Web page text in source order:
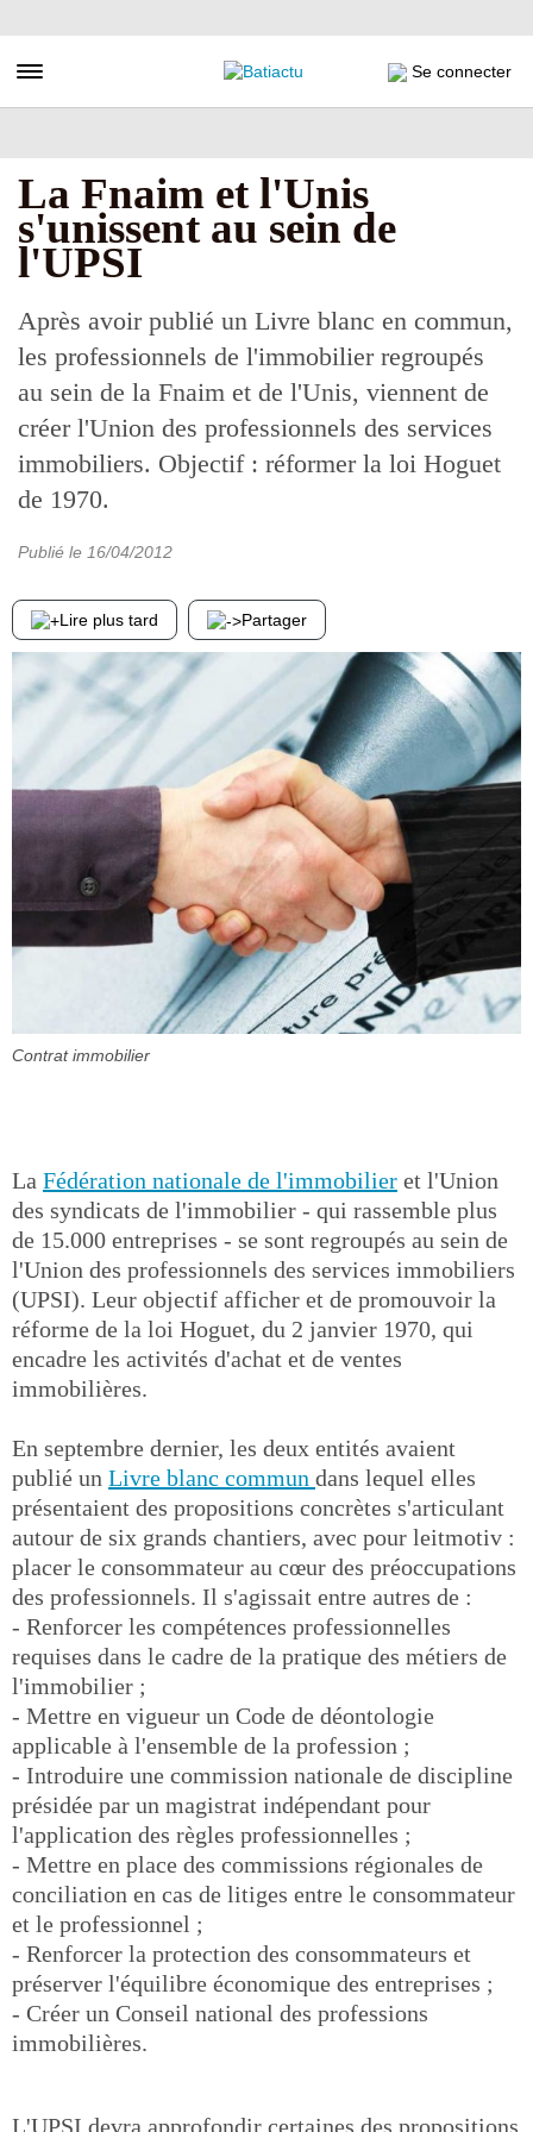
au
principal
Toggle navigation Se connecter
La Fnaim et l'Unis
s'unissent au sein de
l'UPSI
Après avoir publié un Livre blanc en commun,
les professionnels de l'immobilier regroupés
au sein de la Fnaim et de l'Unis, viennent de
créer l'Union des professionnels des services
immobiliers. Objectif : réformer la loi Hoguet
de 1970.
Publié le 16/04/2012
Lire plus tard Partager
Contrat immobilier
La Fédération nationale de l'immobilier et l'Union
des syndicats de l'immobilier - qui rassemble plus
de 15.000 entreprises - se sont regroupés au sein de
l'Union des professionnels des services immobiliers
(UPSI). Leur objectif afficher et de promouvoir la
réforme de la loi Hoguet, du 2 janvier 1970, qui
encadre les activités d'achat et de ventes
immobilières.
En septembre dernier, les deux entités avaient
publié un Livre blanc commun dans lequel elles
présentaient des propositions concrètes s'articulant
autour de six grands chantiers, avec pour leitmotiv :
placer le consommateur au cœur des préoccupations
des professionnels. Il s'agissait entre autres de :
- Renforcer les compétences professionnelles
requises dans le cadre de la pratique des métiers de
l'immobilier ;
- Mettre en vigueur un Code de déontologie
applicable à l'ensemble de la profession ;
- Introduire une commission nationale de discipline
présidée par un magistrat indépendant pour
l'application des règles professionnelles ;
- Mettre en place des commissions régionales de
conciliation en cas de litiges entre le consommateur
et le professionnel ;
- Renforcer la protection des consommateurs et
préserver l'équilibre économique des entreprises ;
- Créer un Conseil national des professions
immobilières.
L'UPSI devra approfondir certaines des propositions